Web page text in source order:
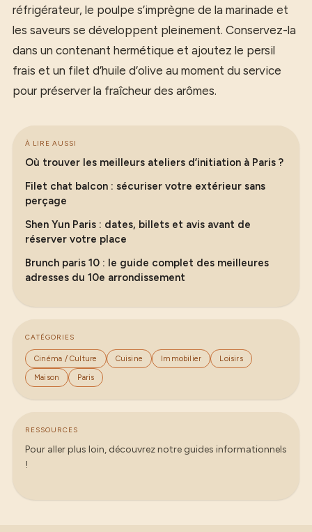
réfrigérateur, le poulpe s’imprègne de la marinade et
les saveurs se développent pleinement. Conservez-la
dans un contenant hermétique et ajoutez le persil
frais et un filet d’huile d’olive au moment du service
pour préserver la fraîcheur des arômes.
À LIRE AUSSI
Où trouver les meilleurs ateliers d’initiation à Paris ?
Filet chat balcon : sécuriser votre extérieur sans
perçage
Shen Yun Paris : dates, billets et avis avant de
réserver votre place
Brunch paris 10 : le guide complet des meilleures
adresses du 10e arrondissement
CATÉGORIES
Cinéma / Culture Cuisine Immobilier Loisirs
Maison Paris
RESSOURCES
Pour aller plus loin, découvrez notre guides informationnels
!